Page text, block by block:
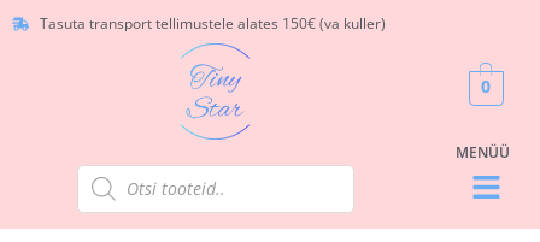
Tasuta transport tellimustele alates 150€ (va kuller)
0